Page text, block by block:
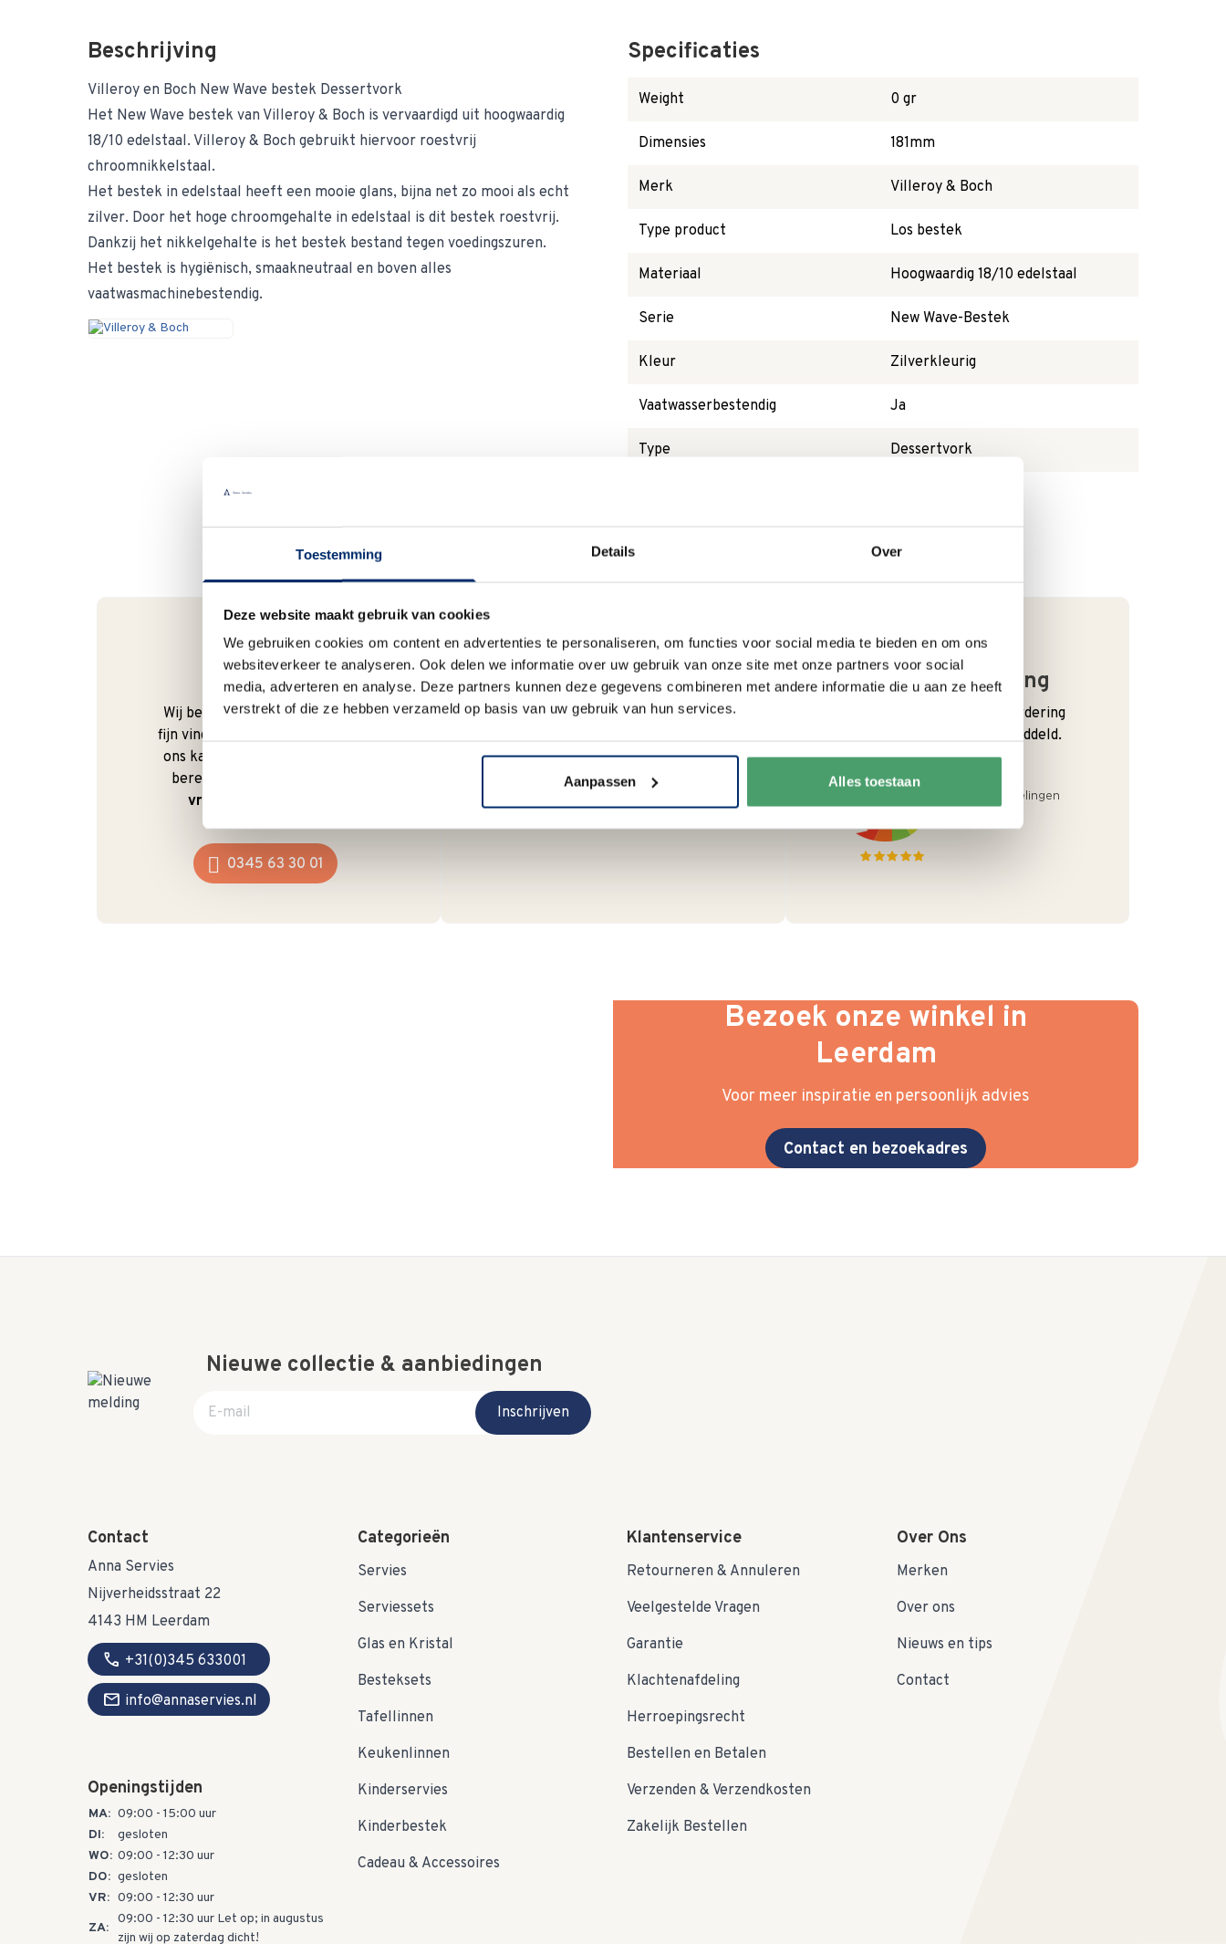
Toestemming Details Over
Deze website maakt gebruik van cookies
We gebruiken cookies om content en advertenties te personaliseren, om functies voor social media te bieden en om ons
websiteverkeer te analyseren. Ook delen we informatie over uw gebruik van onze site met onze partners voor social
media, adverteren en analyse. Deze partners kunnen deze gegevens combineren met andere informatie die u aan ze heeft
verstrekt of die ze hebben verzameld op basis van uw gebruik van hun services.
Aanpassen Alles toestaan
Beschrijving
Villeroy en Boch New Wave bestek Dessertvork
Het New Wave bestek van Villeroy & Boch is vervaardigd uit hoogwaardig
18/10 edelstaal. Villeroy & Boch gebruikt hiervoor roestvrij
chroomnikkelstaal.
Het bestek in edelstaal heeft een mooie glans, bijna net zo mooi als echt
zilver. Door het hoge chroomgehalte in edelstaal is dit bestek roestvrij.
Dankzij het nikkelgehalte is het bestek bestand tegen voedingszuren.
Het bestek is hygiënisch, smaakneutraal en boven alles
vaatwasmachinebestendig.
Specificaties
Weight 0 gr
Dimensies 181mm
Merk Villeroy & Boch
Type product Los bestek
Materiaal Hoogwaardig 18/10 edelstaal
Serie New Wave-Bestek
Kleur Zilverkleurig
Vaatwasserbestendig Ja
Type Dessertvork
WaaromAnna?
Bel gerust
Wij begrijpen dat je als klant het
fijn vindt om te kunnen bellen. Bij
ons kan dat ook gewoon. We zijn
bereikbaar van
vrijdag van 9:00 - 17:00
0345 63 30 01
Duurzaam
We verpakken onze producten
hergebruikt karton en papier.
Vanaf € 55,-wordt jouw bestelling
ook nog eens helemaalgratis
Goede waardering
We krijgen een goede waardering
van Onze klanten. 9+ gemiddeld.
Bezoek onze winkel in
Leerdam
Voor meer inspiratie en persoonlijk advies
Contact en bezoekadres
Nieuwe collectie & aanbiedingen
E-mail adres
Inschrijven
Contact
Anna Servies
Nijverheidsstraat 22
4143 HM Leerdam
call +31(0)345 633001
mail info@annaservies.nl
Openingstijden
MA: 09:00 - 15:00 uur
DI:
gesloten
WO: 09:00 - 12:30 uur
DO: gesloten
VR: 09:00 - 12:30 uur
ZA:
09:00 - 12:30 uur Let op; in augustus
zijn wij op zaterdag dicht!
Categorieën
Servies
Serviessets
Glas en Kristal
Besteksets
Tafellinnen
Keukenlinnen
Kinderservies
Kinderbestek
Cadeau & Accessoires
Klantenservice
Retourneren & Annuleren
Veelgestelde Vragen
Garantie
Klachtenafdeling
Herroepingsrecht
Bestellen en Betalen
Verzenden & Verzendkosten
Zakelijk Bestellen
Over Ons
Merken
Over ons
Nieuws en tips
Contact